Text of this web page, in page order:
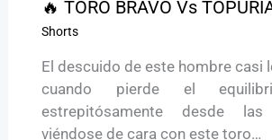
🔥 TORO BRAVO Vs
Shorts
El descuido de este hombre casi
cuando pierde el
estrepitósamente desde las
viéndose de cara con este toro…